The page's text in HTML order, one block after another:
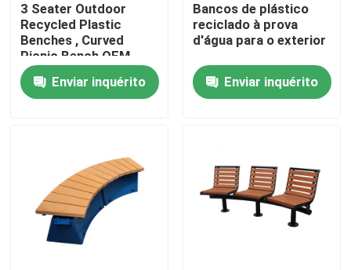
Sobre nós
Visita à fábrica
Contacte-nos
Notícias
3 Seater Outdoor
Recycled Plastic
Benches , Curved
Picnic Bench OEM
ODM
Enviar inquérito
Bancos de plástico
reciclado à prova
d'água para o exterior
Enviar inquérito